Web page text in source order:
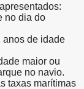
no dia do
anos de idade
maior ou
no navio.
taxas marítimas